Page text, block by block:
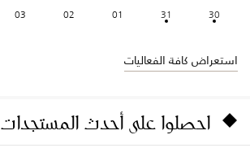
30
31
01
02
03
استعراض كافة الفعاليات
احصلوا على أحدث المستجدات